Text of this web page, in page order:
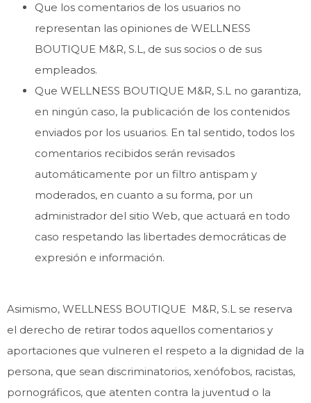
Que los comentarios de los usuarios no
representan las opiniones de WELLNESS
BOUTIQUE M&R, S.L, de sus socios o de sus
empleados.
Que WELLNESS BOUTIQUE M&R, S.L no garantiza,
en ningún caso, la publicación de los contenidos
enviados por los usuarios. En tal sentido, todos los
comentarios recibidos serán revisados
automáticamente por un filtro antispam y
moderados, en cuanto a su forma, por un
administrador del sitio Web, que actuará en todo
caso respetando las libertades democráticas de
expresión e información.
Asimismo, WELLNESS BOUTIQUE M&R, S.L se reserva
el derecho de retirar todos aquellos comentarios y
aportaciones que vulneren el respeto a la dignidad de la
persona, que sean discriminatorios, xenófobos, racistas,
pornográficos, que atenten contra la juventud o la